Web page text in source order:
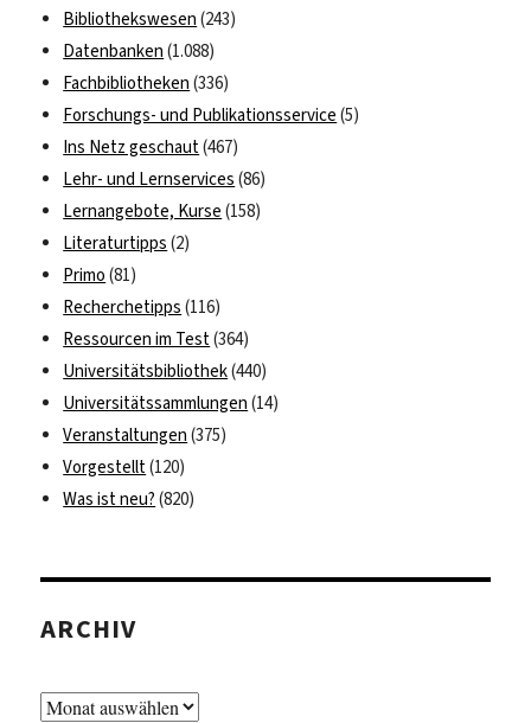
Bibliothekswesen (243)
Datenbanken (1.088)
Fachbibliotheken (336)
Forschungs- und Publikationsservice (5)
Ins Netz geschaut(467)
Lehr- und Lernservices (86)
Lernangebote, Kurse (158)
Literaturtipps (2)
Primo (81)
Recherchetipps (116)
Ressourcen im Test(364)
Universitätsbibliothek(440)
Universitätssammlungen (14)
Veranstaltungen (375)
Vorgestellt(120)
Was ist neu? (820)
ARCHIV
Archiv